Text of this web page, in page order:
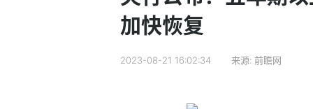
加快恢复
2023-08-21 16:02:34 来源: 前瞻网